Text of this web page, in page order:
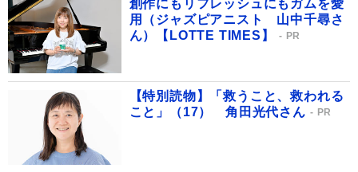
創作にもリフレッシュにもガムを愛
用（ジャズピアニスト 山中千尋さ
ん）【LOTTE TIMES】
PR
【特別読物】「救うこと、救われる
こと」（17） 角田光代さん
PR